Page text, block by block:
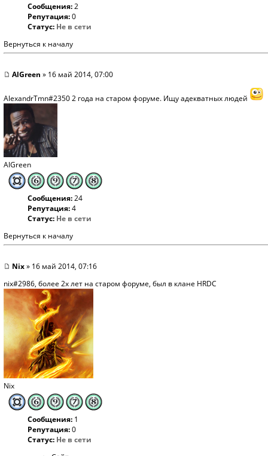
Сообщения:2
Репутация:0
Статус: Не в сети
Вернуться к началу
AlGreen » 16 май 2014, 07:00
AlexandrTmn#2350 2 года на старом форуме. Ищу адекватных людей
AlGreen
Сообщения:24
Репутация:4
Статус: Не в сети
Вернуться к началу
Nix» 16 май 2014, 07:16
nix#2986, более 2х лет на старом форуме, был в клане HRDC
Nix
Сообщения: 1
Репутация:0
Статус: Не в сети